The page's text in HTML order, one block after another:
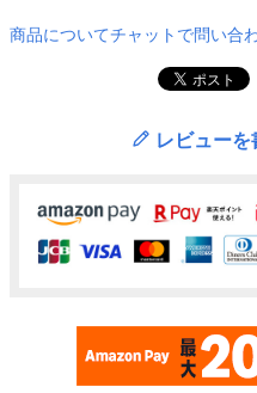
商品についてチャットで問い合
レビューを